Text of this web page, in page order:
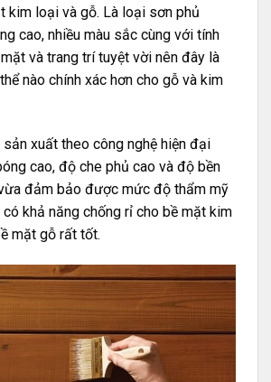
kim loại và gỗ. Là loại sơn phủ
cao, nhiều màu sắc cùng với tính
và trang trí tuyệt vời nên đây là
nào chính xác hơn cho gỗ và kim
xuất theo công nghệ hiện đại
cao, độ che phủ cao và độ bền
đảm bảo được mức độ thẩm mỹ
khả năng chống rỉ cho bề mặt kim
mặt gỗ rất tốt.